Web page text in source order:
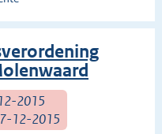
2015
12-2015